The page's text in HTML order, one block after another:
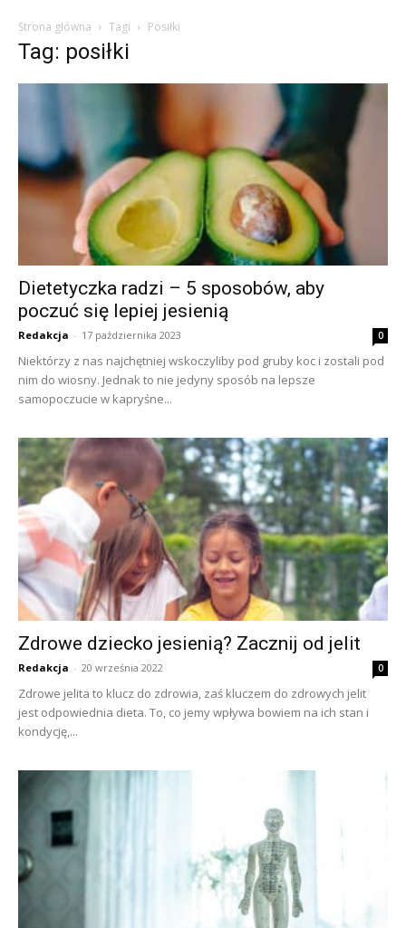
Strona główna Tagi Posiłki
Tag: posiłki
Dietetyczka radzi – 5 sposobów, aby
poczuć się lepiej jesienią
Redakcja - 17 października 2023 0
Niektórzy z nas najchętniej wskoczyliby pod gruby koc i zostali pod
nim do wiosny. Jednak to nie jedyny sposób na lepsze
samopoczucie w kapryśne...
Zdrowe dziecko jesienią? Zacznij od jelit
Redakcja - 20 września 2022 0
Zdrowe jelita to klucz do zdrowia, zaś kluczem do zdrowych jelit
jest odpowiednia dieta. To, co jemy wpływa bowiem na ich stan i
kondycję,...